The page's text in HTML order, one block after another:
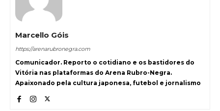
Marcello Góis
https://arenarubronegra.com
Comunicador. Reporto o cotidiano e os bastidores do
Vitória nas plataformas do Arena Rubro-Negra.
Apaixonado pela cultura japonesa, futebol e jornalismo